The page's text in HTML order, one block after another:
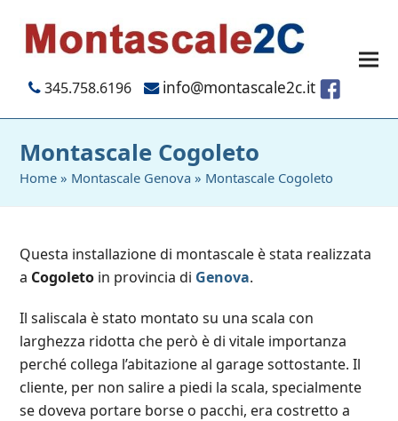
345.758.6196 info@montascale2c.it
Montascale Cogoleto
Home » Montascale Genova » Montascale Cogoleto
Questa installazione di montascale è stata realizzata
a Cogoleto in provincia di Genova.
Il saliscala è stato montato su una scala con
larghezza ridotta che però è di vitale importanza
perché collega l’abitazione al garage sottostante. Il
cliente, per non salire a piedi la scala, specialmente
se doveva portare borse o pacchi, era costretto a